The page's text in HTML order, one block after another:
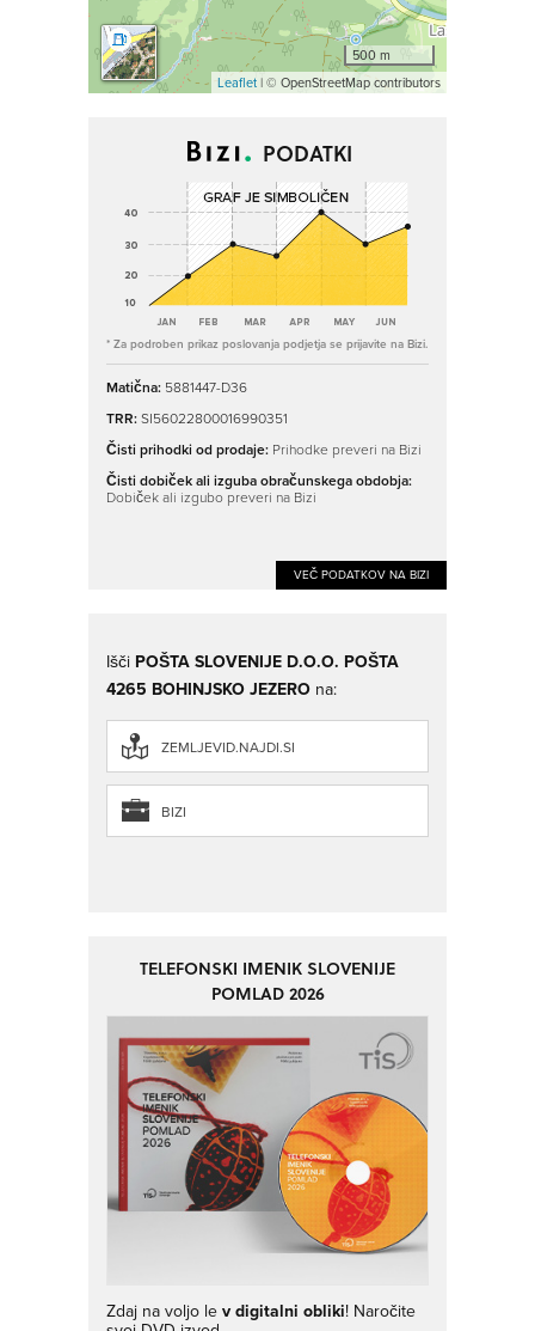
500 m
Leaflet| © OpenStreetMap contributors
PODATKI
* Za podroben prikaz poslovanja podjetja se prijavite na Bizi.
Matična: 5881447-D36
TRR:SI56022800016990351
Čisti prihodki od prodaje: Prihodke preveri na Bizi
Čisti dobiček ali izguba obračunskega obdobja:
Dobiček ali izgubo preveri na Bizi
VEČ PODATKOV NA BIZI
Išči POŠTA SLOVENIJE D.O.O. POŠTA
4265 BOHINJSKO JEZERO na:
ZEMLJEVID.NAJDI.SI
BIZI
TELEFONSKI IMENIK SLOVENIJE
POMLAD 2026
Zdaj na voljo lev digitalni obliki! Naročite